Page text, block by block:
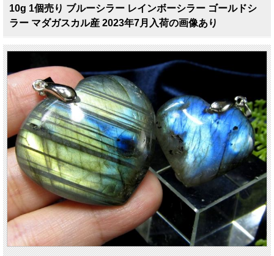
10g 1個売り ブルーシラー レインボーシラー ゴールドシ
ラー マダガスカル産 2023年7月入荷の画像あり